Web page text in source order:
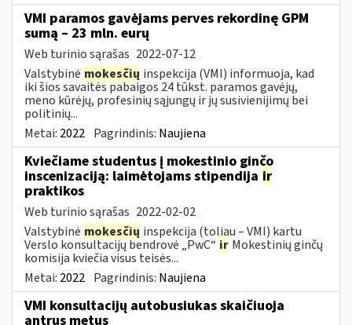
VMI paramos gavėjams perves rekordinę GPM
sumą – 23 mln. eurų
Web turinio sąrašas 2022-07-12
Valstybinė mokesčių inspekcija (VMI) informuoja, kad
iki šios savaitės pabaigos 24 tūkst. paramos gavėjų,
meno kūrėjų, profesinių sąjungų ir jų susivienijimų bei
politinių...
Metai: 2022 Pagrindinis: Naujiena
Kviečiame studentus į mokestinio ginčo
inscenizaciją: laimėtojams stipendija ir
praktikos
Web turinio sąrašas 2022-02-02
Valstybinė mokesčių inspekcija (toliau – VMI) kartu
Verslo konsultacijų bendrovė „PwC“ ir Mokestinių ginčų
komisija kviečia visus teisės...
Metai: 2022 Pagrindinis: Naujiena
VMI konsultacijų autobusiukas skaičiuoja
antrus metus